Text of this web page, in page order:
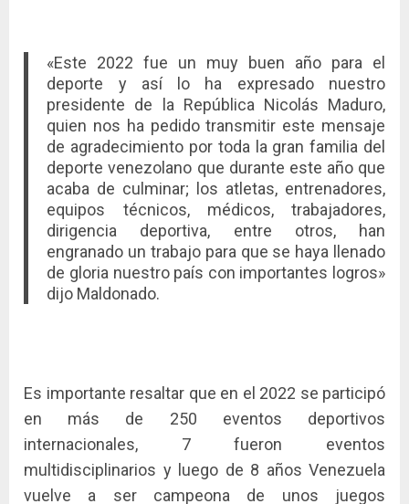
«Este 2022 fue un muy buen año para el
deporte y así lo ha expresado nuestro
presidente de la República Nicolás Maduro,
quien nos ha pedido transmitir este mensaje
de agradecimiento por toda la gran familia del
deporte venezolano que durante este año que
acaba de culminar; los atletas, entrenadores,
equipos técnicos, médicos, trabajadores,
dirigencia deportiva, entre otros, han
engranado un trabajo para que se haya llenado
de gloria nuestro país con importantes logros»
dijo Maldonado.
Es importante resaltar que en el 2022 se participó
en más de 250 eventos deportivos
internacionales, 7 fueron eventos
multidisciplinarios y luego de 8 años Venezuela
vuelve a ser campeona de unos juegos